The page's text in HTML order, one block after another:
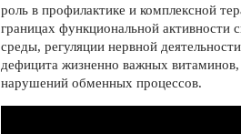
роль в профилактике и комплексной
границах функциональной
среды, регуляции нервной
дефицита жизненно важных
нарушений обменных процессов.